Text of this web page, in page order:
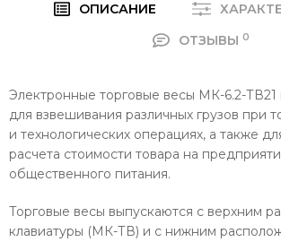
ОПИСАНИЕ
ОТЗЫВЫ 0
Электронные торговые весы МК-6.2-
для взвешивания различных грузов при
и технологических операциях, а также
расчета стоимости товара на
общественного питания.
Торговые весы выпускаются с верхним
клавиатуры (МК-ТВ) и с нижним